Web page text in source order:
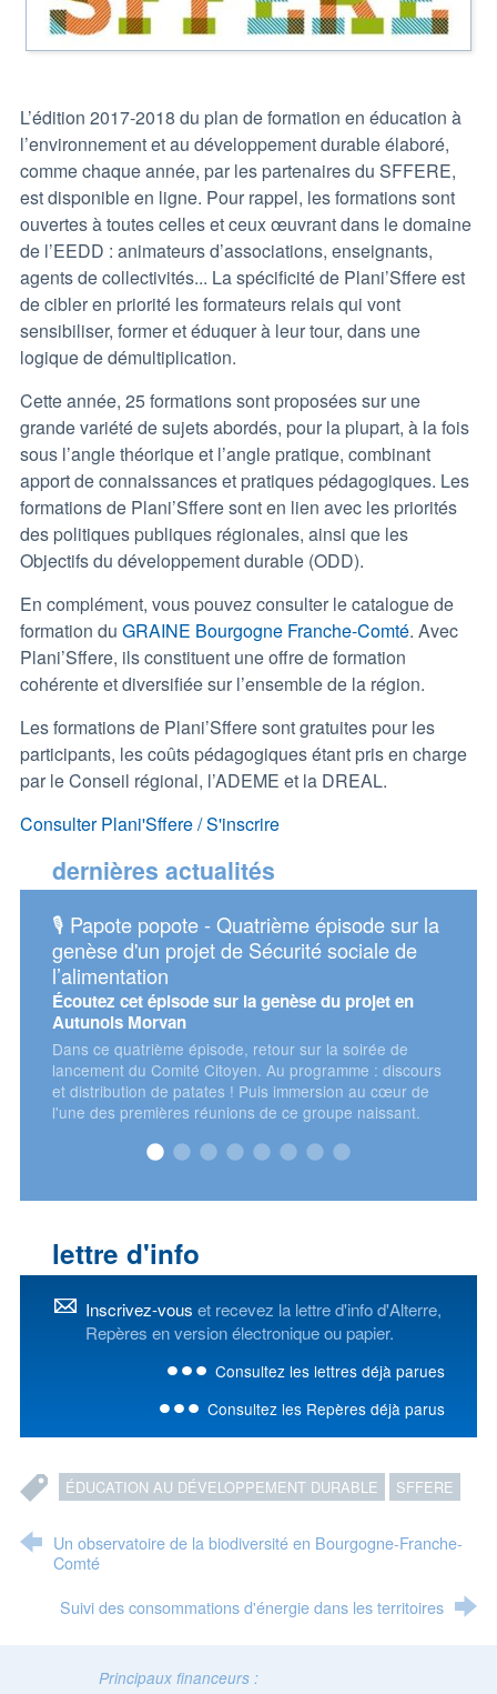
L’édition 2017-2018 du plan de formation en éducation à
l’environnement et au développement durable élaboré,
comme chaque année, par les partenaires du SFFERE,
est disponible en ligne. Pour rappel, les formations sont
ouvertes à toutes celles et ceux œuvrant dans le domaine
de l’EEDD : animateurs d’associations, enseignants,
agents de collectivités... La spécificité de Plani’Sffere est
de cibler en priorité les formateurs relais qui vont
sensibiliser, former et éduquer à leur tour, dans une
logique de démultiplication.
Cette année, 25 formations sont proposées sur une
grande variété de sujets abordés, pour la plupart, à la fois
sous l’angle théorique et l’angle pratique, combinant
apport de connaissances et pratiques pédagogiques. Les
formations de Plani’Sffere sont en lien avec les priorités
des politiques publiques régionales, ainsi que les
Objectifs du développement durable (ODD).
En complément, vous pouvez consulter le catalogue de
formation du GRAINE Bourgogne Franche-Comté. Avec
Plani’Sffere, ils constituent une offre de formation
cohérente et diversifiée sur l’ensemble de la région.
Les formations de Plani’Sffere sont gratuites pour les
participants, les coûts pédagogiques étant pris en charge
par le Conseil régional, l’ADEME et la DREAL.
Consulter Plani'Sffere / S'inscrire
dernières actualités
🎙️ Papote popote - Quatrième épisode sur la
genèse d'un projet de Sécurité sociale de
l’alimentation
Écoutez cet épisode sur la genèse du projet en
Autunois Morvan
Dans ce quatrième épisode, retour sur la soirée de
lancement du Comité Citoyen. Au programme : discours
et distribution de patates ! Puis immersion au cœur de
l'une des premières réunions de ce groupe naissant.
lettre d'info
Inscrivez-vous et recevez la lettre d'info d'Alterre,
Repères en version électronique ou papier.
Consultez les lettres déjà parues
Consultez les Repères déjà parus
ÉDUCATION AU DÉVELOPPEMENT DURABLE SFFERE
Un observatoire de la biodiversité en Bourgogne-Franche-
Comté
Suivi des consommations d'énergie dans les territoires
Principaux financeurs :